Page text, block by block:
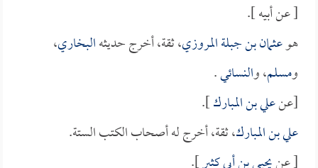
[ عن أبيه ].
هوعثمان بن جبلة المروزي، ثقة، أخرج حديثهالبخاري،
ومسلم، والنسائي.
[عنعلي بن المبارك].
علي بن المبارك، ثقة، أخرج له أصحاب الكتب الستة.